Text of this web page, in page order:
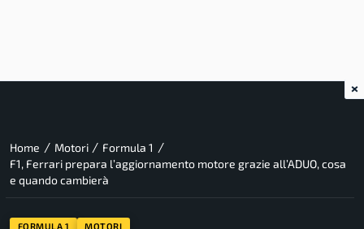
Home / Motori / Formula 1 /
F1, Ferrari prepara l’aggiornamento motore grazie all’ADUO, cosa
e quando cambierà
FORMULA 1 MOTORI
×